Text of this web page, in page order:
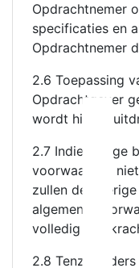
Opdrachtnemer
specificaties en
Opdrachtnemer
2.6 Toepassing
Opdrachtgever
wordt hierbij
2.7 Indien enige
voorwaarden
zullen de overige
algemene
volledig van
2.8 Tenzij